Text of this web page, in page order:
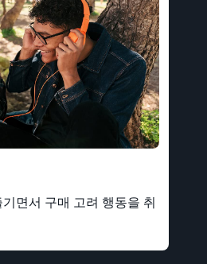
면서 구매 고려 행동을 취